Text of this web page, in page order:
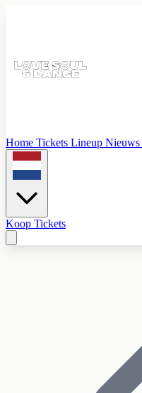
Home Tickets Lineup Nieuws
Koop Tickets